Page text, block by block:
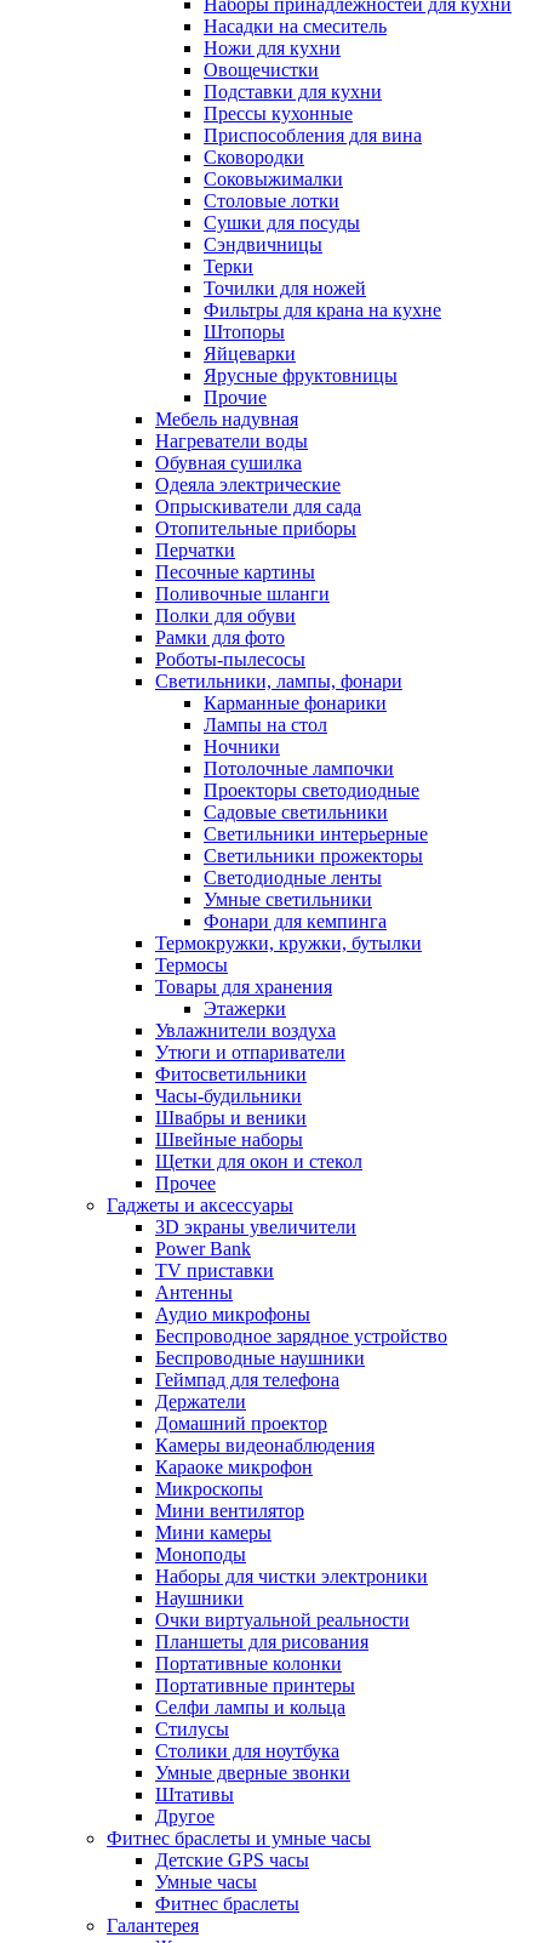
Наборы принадлежностей для кухни
Насадки на смеситель
Ножи для кухни
Овощечистки
Подставки для кухни
Прессы кухонные
Приспособления для вина
Сковородки
Соковыжималки
Столовые лотки
Сушки для посуды
Сэндвичницы
Терки
Точилки для ножей
Фильтры для крана на кухне
Штопоры
Яйцеварки
Ярусные фруктовницы
Прочие
Мебель надувная
Нагреватели воды
Обувная сушилка
Одеяла электрические
Опрыскиватели для сада
Отопительные приборы
Перчатки
Песочные картины
Поливочные шланги
Полки для обуви
Рамки для фото
Роботы-пылесосы
Светильники, лампы, фонари
Карманные фонарики
Лампы на стол
Ночники
Потолочные лампочки
Проекторы светодиодные
Садовые светильники
Светильники интерьерные
Светильники прожекторы
Светодиодные ленты
Умные светильники
Фонари для кемпинга
Термокружки, кружки, бутылки
Термосы
Товары для хранения
Этажерки
Увлажнители воздуха
Утюги и отпариватели
Фитосветильники
Часы-будильники
Швабры и веники
Швейные наборы
Щетки для окон и стекол
Прочее
Гаджеты и аксессуары
3D экраны увеличители
Power Bank
TV приставки
Антенны
Аудио микрофоны
Беспроводное зарядное устройство
Беспроводные наушники
Геймпад для телефона
Держатели
Домашний проектор
Камеры видеонаблюдения
Караоке микрофон
Микроскопы
Мини вентилятор
Мини камеры
Моноподы
Наборы для чистки электроники
Наушники
Очки виртуальной реальности
Планшеты для рисования
Портативные колонки
Портативные принтеры
Селфи лампы и кольца
Стилусы
Столики для ноутбука
Умные дверные звонки
Штативы
Другое
Фитнес браслеты и умные часы
Детские GPS часы
Умные часы
Фитнес браслеты
Галантерея